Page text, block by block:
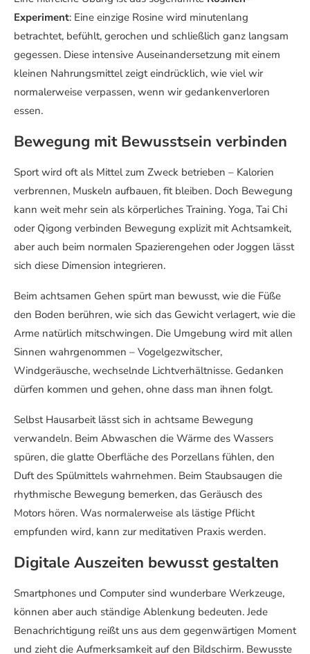
Experiment: Eine einzige Rosine wird minutenlang
betrachtet, befühlt, gerochen und schließlich ganz langsam
gegessen. Diese intensive Auseinandersetzung mit einem
kleinen Nahrungsmittel zeigt eindrücklich, wie viel wir
normalerweise verpassen, wenn wir gedankenverloren
essen.
Bewegung mit Bewusstsein verbinden
Sport wird oft als Mittel zum Zweck betrieben – Kalorien
verbrennen, Muskeln aufbauen, fit bleiben. Doch Bewegung
kann weit mehr sein als körperliches Training. Yoga, Tai Chi
oder Qigong verbinden Bewegung explizit mit Achtsamkeit,
aber auch beim normalen Spazierengehen oder Joggen lässt
sich diese Dimension integrieren.
Beim achtsamen Gehen spürt man bewusst, wie die Füße
den Boden berühren, wie sich das Gewicht verlagert, wie die
Arme natürlich mitschwingen. Die Umgebung wird mit allen
Sinnen wahrgenommen – Vogelgezwitscher,
Windgeräusche, wechselnde Lichtverhältnisse. Gedanken
dürfen kommen und gehen, ohne dass man ihnen folgt.
Selbst Hausarbeit lässt sich in achtsame Bewegung
verwandeln. Beim Abwaschen die Wärme des Wassers
spüren, die glatte Oberfläche des Porzellans fühlen, den
Duft des Spülmittels wahrnehmen. Beim Staubsaugen die
rhythmische Bewegung bemerken, das Geräusch des
Motors hören. Was normalerweise als lästige Pflicht
empfunden wird, kann zur meditativen Praxis werden.
Digitale Auszeiten bewusst gestalten
Smartphones und Computer sind wunderbare Werkzeuge,
können aber auch ständige Ablenkung bedeuten. Jede
Benachrichtigung reißt uns aus dem gegenwärtigen Moment
und zieht die Aufmerksamkeit auf den Bildschirm. Bewusste